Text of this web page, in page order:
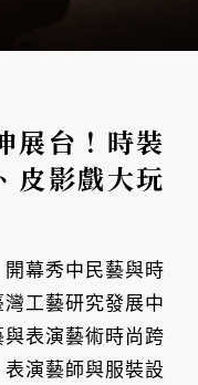
展台！時裝
皮影戲大玩
幕秀中民藝與時
工藝研究發展中
表演藝術時尚跨
演藝師與服裝設